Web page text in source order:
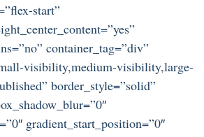
start”
container_tag=”div”
visibility,medium-visibility,large-
border_style=”solid”
gradient_start_position=”0″